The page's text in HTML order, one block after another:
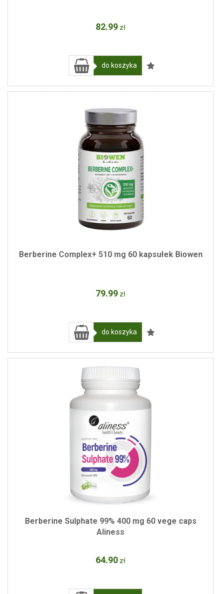
82.99 zł
do koszyka
Berberine Complex+ 510 mg 60 kapsułek Biowen
79.99 zł
do koszyka
Berberine Sulphate 99% 400 mg 60 vege caps
Aliness
64.90 zł